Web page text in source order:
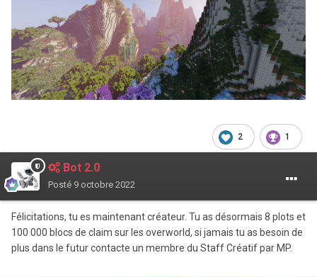
2 1
Bot 2.0
Posté 9 octobre 2022
Félicitations, tu es maintenant créateur. Tu as désormais 8 plots et
100 000 blocs de claim sur les overworld, si jamais tu as besoin de
plus dans le futur contacte un membre du Staff Créatif par MP.